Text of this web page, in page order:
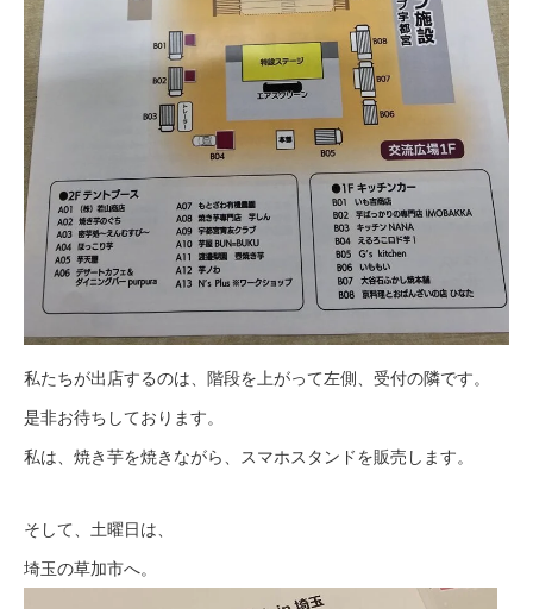
私たちが出店するのは、階段を上がって左側、受付の隣です。
是非お待ちしております。
私は、焼き芋を焼きながら、スマホスタンドを販売します。
そして、土曜日は、
埼玉の草加市へ。